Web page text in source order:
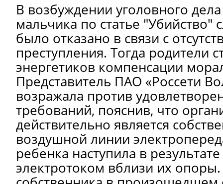
В возбуждении уголовного
мальчика по статье "Убийство"
было отказано в связи с
преступления. Тогда родители
энергетиков компенсации
Представитель ПАО «Россети
возражала против
требований, пояснив, что
действительно является
воздушной линии
ребенка наступила в
электротоком вблизи их